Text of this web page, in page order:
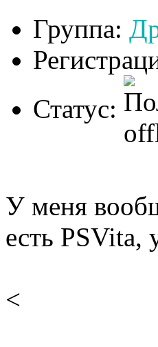
Группа:
Статус:
У меня
есть PSVita,
<